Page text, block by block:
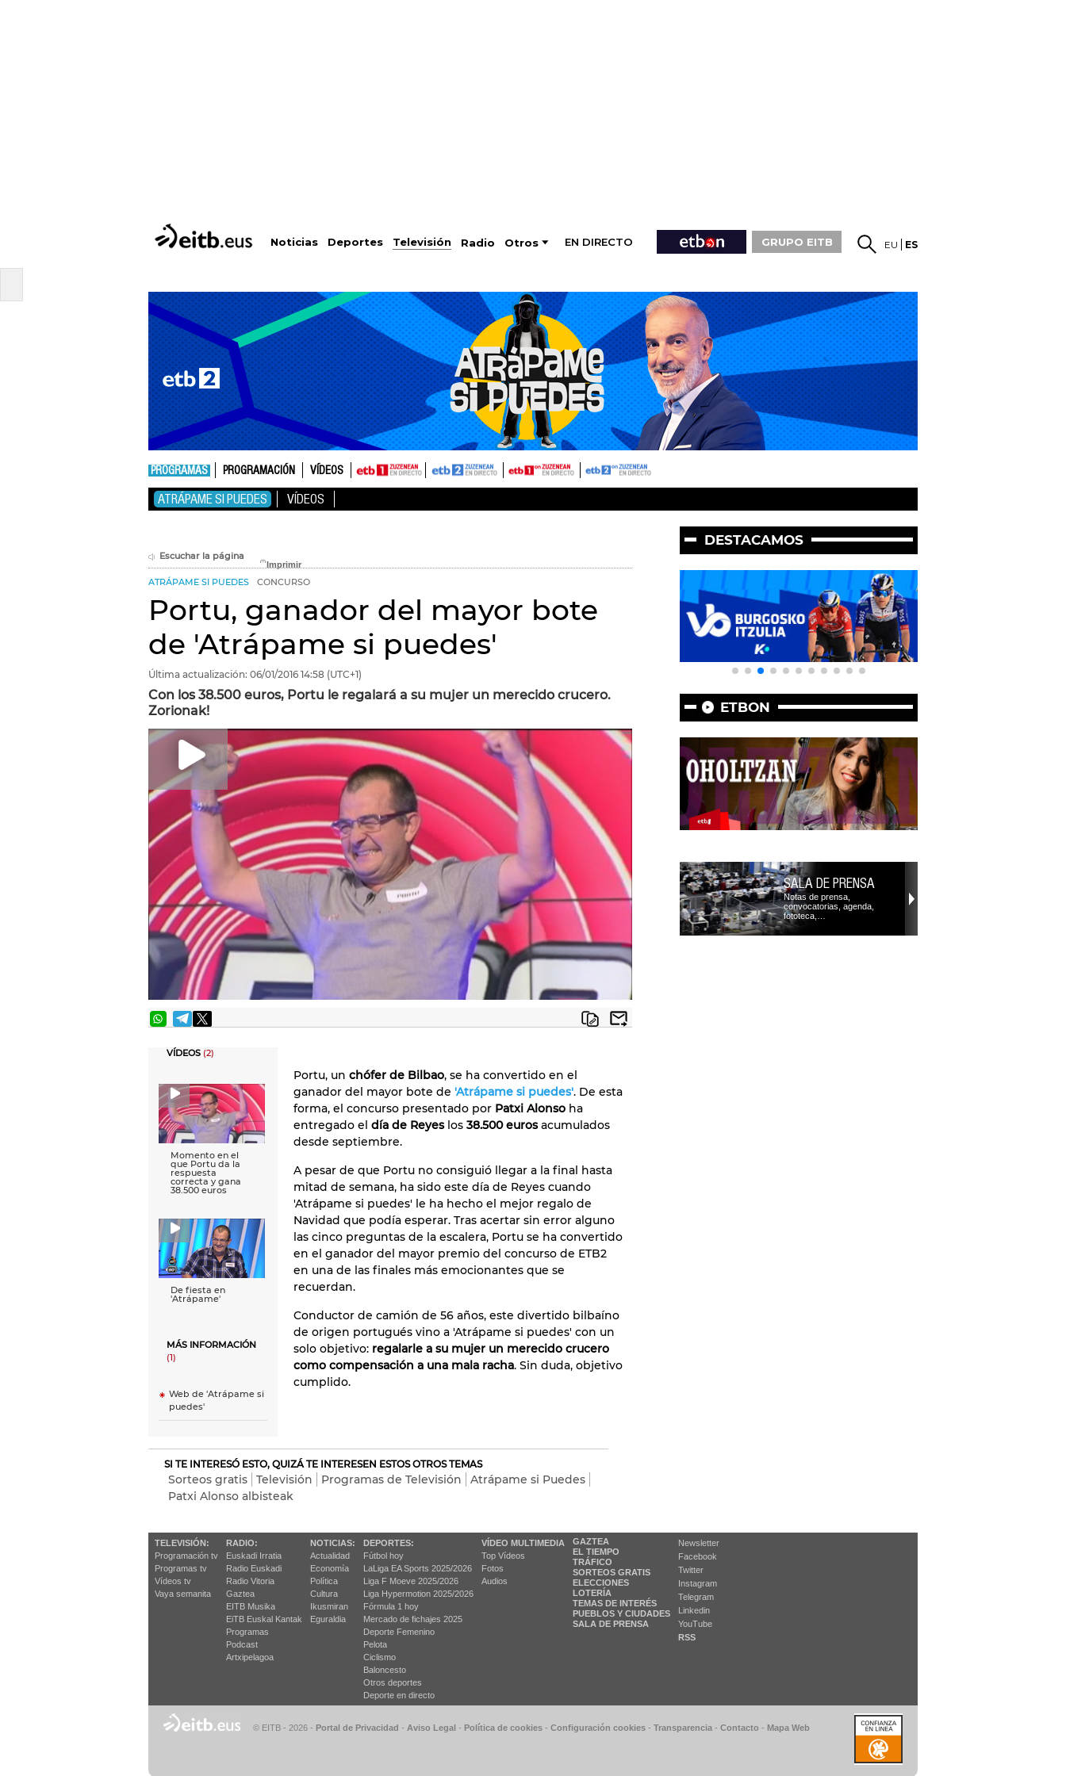
Noticias Deportes Televisión Radio Otros EN DIRECTO GRUPO EITB EU ES
PROGRAMAS PROGRAMACIÓN VÍDEOS
ATRÁPAME SI PUEDES VÍDEOS
Escuchar la página
ATRÁPAME SI PUEDES CONCURSO
Portu, ganador del mayor bote
de 'Atrápame si puedes'
Última actualización: 06/01/2016 14:58 (UTC+1)
Con los 38.500 euros, Portu le regalará a su mujer un merecido crucero.
Zorionak!
VÍDEOS (2)
Momento en el
que Portu da la
respuesta
correcta y gana
38.500 euros
De fiesta en
'Atrápame'
MÁS INFORMACIÓN
(1)
Web de 'Atrápame si
puedes'
Portu, un chófer de Bilbao, se ha convertido en el
ganador del mayor bote de 'Atrápame si puedes'. De esta
forma, el concurso presentado por Patxi Alonso ha
entregado el día de Reyeslos 38.500 eurosacumulados
desde septiembre.
A pesar de que Portu no consiguió llegar a la final hasta
mitad de semana, ha sido este día de Reyes cuando
'Atrápame si puedes' le ha hecho el mejor regalo de
Navidad que podía esperar. Tras acertar sin error alguno
las cinco preguntas de la escalera, Portu se ha convertido
en el ganador del mayor premio del concurso de ETB2
en una de las finales más emocionantes que se
recuerdan.
Conductor de camión de 56 años, este divertido bilbaíno
de origen portugués vino a 'Atrápame si puedes' con un
solo objetivo: regalarle a su mujer un merecido crucero
como compensación a una mala racha. Sin duda, objetivo
cumplido.
SI TE INTERESÓ ESTO, QUIZÁ TE INTERESEN ESTOS OTROS TEMAS
Sorteos gratis Televisión Programas de Televisión
Atrápame si Puedes
Patxi Alonso albisteak
DESTACAMOS
ETBON
SALA DE PRENSA
Notas de prensa,
convocatorias, agenda,
fototeca,…
TELEVISIÓN:
Programación tv
Programas tv
Vídeos tv
Vaya semanita
RADIO:
Euskadi Irratia
Radio Euskadi
Radio Vitoria
Gaztea
EITB Musika
EiTB Euskal Kantak
Programas
Podcast
Artxipelagoa
NOTICIAS:
Actualidad
Economía
Política
Cultura
Ikusmiran
Eguraldia
DEPORTES:
Fútbol hoy
LaLiga EA Sports 2025/2026
Liga F Moeve 2025/2026
Liga Hypermotion 2025/2026
Fórmula 1 hoy
Mercado de fichajes 2025
Deporte Femenino
Pelota
Ciclismo
Baloncesto
Otros deportes
Deporte en directo
VÍDEO MULTIMEDIA
Top Vídeos
Fotos
Audios
GAZTEA
EL TIEMPO
TRÁFICO
SORTEOS GRATIS
ELECCIONES
LOTERÍA
TEMAS DE INTERÉS
PUEBLOS Y CIUDADES
SALA DE PRENSA
Newsletter
Facebook
Twitter
Instagram
Telegram
Linkedin
YouTube
RSS
© EITB - 2026 - Portal de Privacidad - Aviso Legal - Política de cookies - Configuración cookies - Transparencia - Contacto - Mapa Web